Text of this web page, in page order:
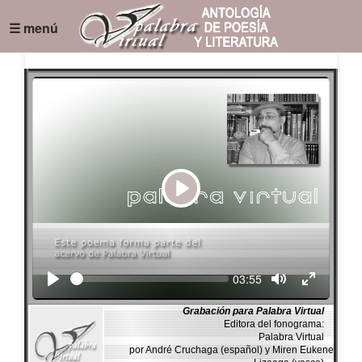
☰ menú
Play
Seek Current
03:55
Grabación para Palabra Virtual
Editora del fonograma:
Palabra Virtual
por André Cruchaga (español) y Miren Eukene